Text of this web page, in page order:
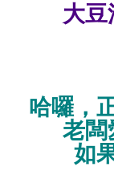
大
哈囉，
老闆
如